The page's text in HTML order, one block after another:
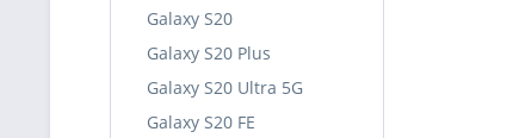
Galaxy S20
Galaxy S20 Plus
Galaxy S20 Ultra 5G
Galaxy S20 FE